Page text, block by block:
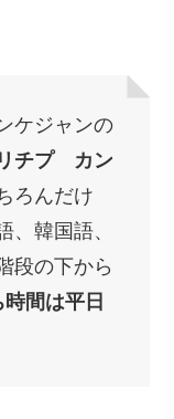
ケジャンの
チプ カン
ろんだけ
、韓国語、
段の下から
時間は平日